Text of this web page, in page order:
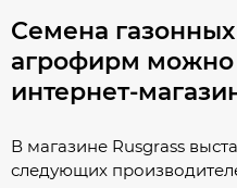
Семена
агрофирм можно
интернет-
В магазине Rusgrass
следующих